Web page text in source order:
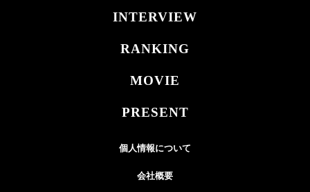
INTERVIEW
RANKING
MOVIE
PRESENT
個人情報について
会社概要